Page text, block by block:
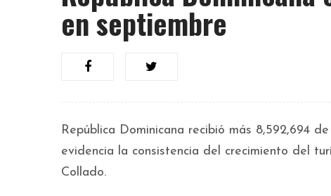
en septiembre
República Dominicana recibió más 8,592,694
evidencia la consistencia del crecimiento del
Collado.